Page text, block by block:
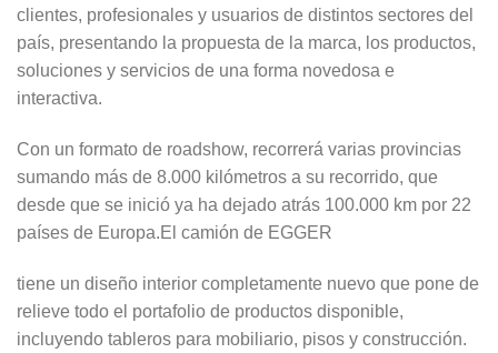
clientes, profesionales y usuarios de distintos sectores del
país, presentando la propuesta de la marca, los productos,
soluciones y servicios de una forma novedosa e
interactiva.
Con un formato de roadshow, recorrerá varias provincias
sumando más de 8.000 kilómetros a su recorrido, que
desde que se inició ya ha dejado atrás 100.000 km por 22
países de Europa.El camión de EGGER
tiene un diseño interior completamente nuevo que pone de
relieve todo el portafolio de productos disponible,
incluyendo tableros para mobiliario, pisos y construcción.